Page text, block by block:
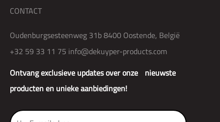
Ontvang exclusieve updates over onze nieuwste
producten en unieke aanbiedingen!
CONTACT
Oudenburgsesteenweg 31b 8400 Oostende, België
+32 59 33 11 75 info@dekuyper-products.com